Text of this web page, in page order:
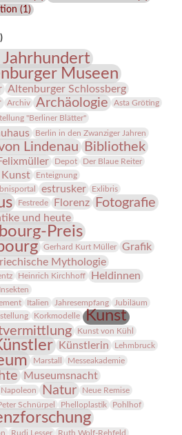
(1 )
Jahrhundert
Museen
Altenburger Schlossberg
Archiv Archäologie Asta Gröting
"Berliner Blätter"
Berlin in den Zwanziger Jahren
Lindenau Bibliothek
Depot Der Blaue Reiter
Kunst
Enteignung
estrusker Exlibris
Festrede Florenz Fotografie
und heute
Preis
Gerhard Kurt Müller
Grafik
Mythologie
Heinrich Kirchhoff Heldinnen
Insekten
Italien Jahresempfang
Jubiläum
Korkmodelle Kunst
Kunst von Kühl
Künstlerin Lehmbruck
Marstall Messeakademie
Museumsnacht
Napoleon Natur
Neue Remise
Schnürpel Phelloplastik
Pohlhof
Rudi Lesser Ruth Wolf-Rehfeld